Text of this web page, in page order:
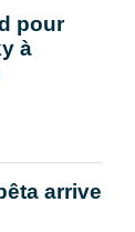
pour
à
arrive